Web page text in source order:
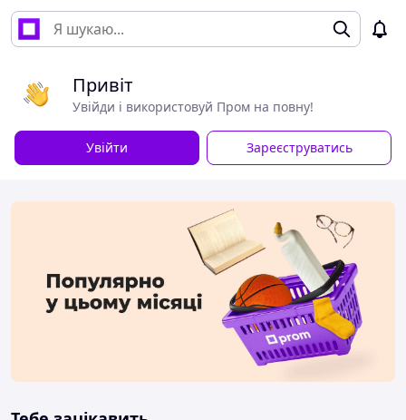
Привіт
Увійди і використовуй Пром на повну!
Увійти Зареєструватись